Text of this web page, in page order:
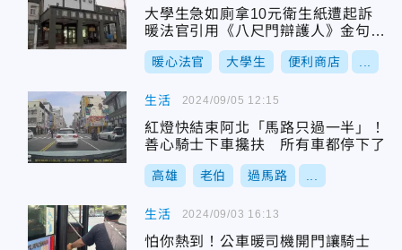
大學生急如廁拿10元衛生紙遭起訴
暖法官引用《八尺門辯護人》金句免
刑
暖心法官 大學生 便利商店
生活
紅燈快結束阿北「馬路只過一半」！
善心騎士下車攙扶 所有車都停下了
高雄 老伯 過馬路
2024/09/05 12:15
生活
怕你熱到！公車暖司機開門讓騎士
2024/09/03 16:13